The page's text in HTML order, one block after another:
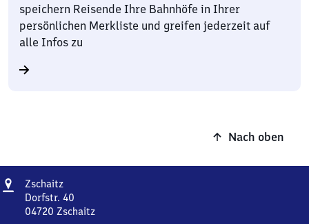
speichern Reisende Ihre Bahnhöfe in Ihrer
persönlichen Merkliste und greifen jederzeit auf
alle Infos zu
Nach oben
Adresse
ZschaitzZschaitz
Dorfstr. 40
04720 Zschaitz